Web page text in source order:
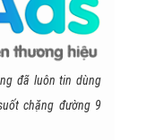
đã luôn tin dùng
chặng đường 9